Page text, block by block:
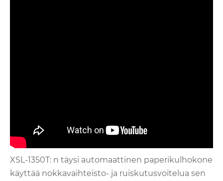
XSL-1350T: n täysi automaattinen paperikulhokone
käyttää nokkavaihteisto- ja ruiskutusvoitelua sen